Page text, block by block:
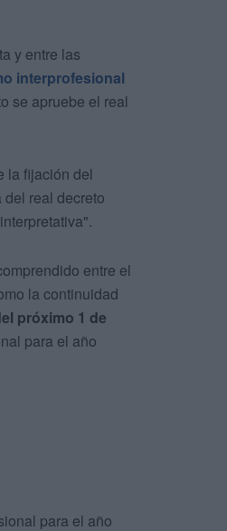
y entre las
interprofesional
se apruebe el real
la fijación del
real decreto
entre el
la continuidad
próximo 1 de
para el año
para el año